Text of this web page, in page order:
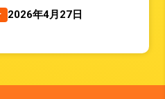
2026年4月27日